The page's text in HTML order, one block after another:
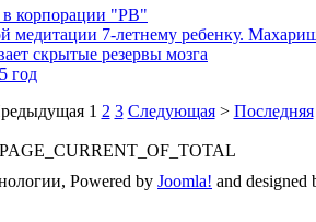
в корпорации "PB"
медитации 7-летнему ребенку.
скрытые резервы мозга
год
1 2 3 Следующая> Последняя
Powered by Joomla! and designed